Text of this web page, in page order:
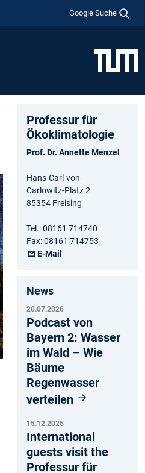
Google Suche
Professur für
Ökoklimatologie
Prof. Dr. Annette Menzel
Hans-Carl-von-
Carlowitz-Platz 2
85354 Freising
Tel.: 08161 714740
Fax: 08161 714753
E-Mail
News
20.07.2026
Podcast von
Bayern 2: Wasser
im Wald – Wie
Bäume
Regenwasser
verteilen
15.12.2025
International
guests visit the
Professur für